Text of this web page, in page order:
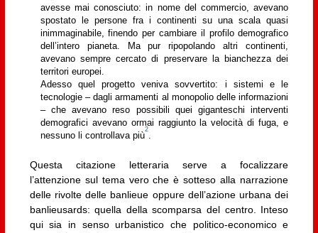
avesse mai conosciuto: in nome del commercio, avevano
spostato le persone fra i continenti su una scala quasi
inimmaginabile, finendo per cambiare il profilo demografico
dell’intero pianeta. Ma pur ripopolando altri continenti,
avevano sempre cercato di preservare la bianchezza dei
territori europei.
Adesso quel progetto veniva sovvertito: i sistemi e le
tecnologie – dagli armamenti al monopolio delle informazioni
– che avevano reso possibili quei giganteschi interventi
demografici avevano ormai raggiunto la velocità di fuga, e
nessuno li controllava più
2
Questa citazione letteraria serve a focalizzare
l’attenzione sul tema vero che è sotteso alla narrazione
delle rivolte delle banlieue oppure dell’azione urbana dei
banlieusards: quella della scomparsa del centro. Inteso
qui sia in senso urbanistico che politico-economico e